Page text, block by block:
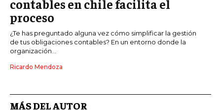
contables en chile facilita el
proceso
¿Te has preguntado alguna vez cómo simplificar la gestión
de tus obligaciones contables? En un entorno donde la
organización...
Ricardo Mendoza
MÁS DEL AUTOR